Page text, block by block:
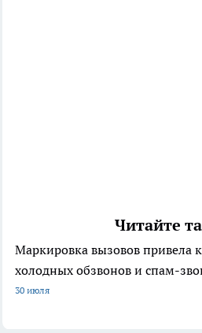
Читайте
Маркировка вызовов привела
холодных обзвонов и спам-
30 июля